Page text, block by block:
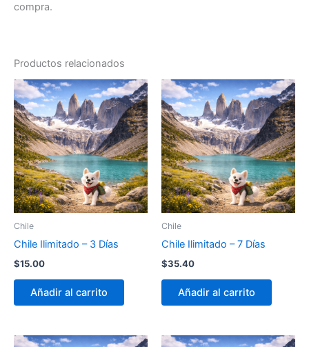
compra.
Productos relacionados
Chile
Chile Ilimitado – 3 Días
$15.00
Añadir al carrito
Chile
Chile Ilimitado – 7 Días
$35.40
Añadir al carrito